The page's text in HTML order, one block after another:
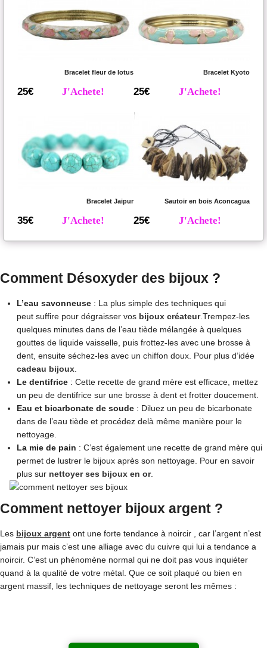
Bracelet fleur de lotus
25€ J'Achete!
Bracelet Kyoto
25€ J'Achete!
Bracelet Jaipur
35€ J'Achete!
Sautoir en bois Aconcagua
25€ J'Achete!
Comment Désoxyder des bijoux ?
L’eau savonneuse : La plus simple des techniques qui
peut suffire pour dégraisser vos bijoux créateur.Trempez-les
quelques minutes dans de l’eau tiède mélangée à quelques
gouttes de liquide vaisselle, puis frottez-les avec une brosse à
dent, ensuite séchez-les avec un chiffon doux. Pour plus d’idée
cadeau bijoux
Le dentifrice : Cette recette de grand mère est efficace, mettez
un peu de dentifrice sur une brosse à dent et frotter doucement.
Eau et bicarbonate de soude : Diluez un peu de bicarbonate
dans de l’eau tiède et procédez delà même manière pour le
nettoyage.
La mie de pain : C’est également une recette de grand mère qui
permet de lustrer le bijoux après son nettoyage. Pour en savoir
plus sur nettoyer ses bijoux en or.
Comment nettoyer bijoux argent ?
Les bijoux argent ont une forte tendance à noircir , car l’argent n’est
jamais pur mais c’est une alliage avec du cuivre qui lui a tendance a
noircir. C’est un phénomène normal qui ne doit pas vous inquiéter
quand à la qualité de votre métal. Que ce soit plaqué ou bien en
argent massif, les techniques de nettoyage seront les mêmes :